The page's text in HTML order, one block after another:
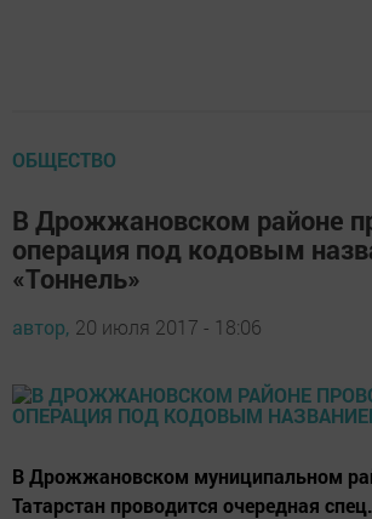
ОБЩЕСТВО
В Дрожжановском районе
операция под кодовым
«Тоннель»
автор, 20 июля 2017 - 18:06
В Дрожжановском муниципальном
Татарстан проводится очередная